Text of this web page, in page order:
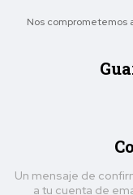
Nos comprometemos
Un mensaje de
a tu cuenta de